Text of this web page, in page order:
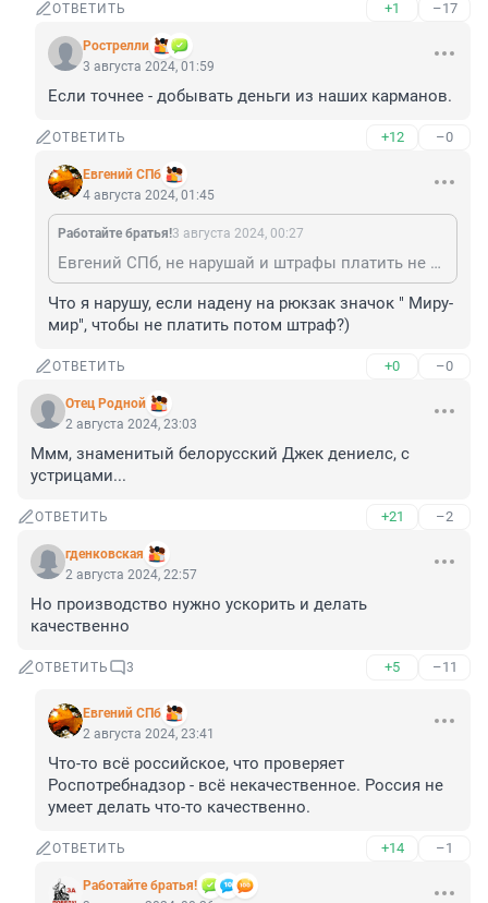
ОТВЕТИТЬ +1 –17
Рострелли
3 августа 2024, 01:59
Если точнее - добывать деньги из наших карманов.
ОТВЕТИТЬ +12 –0
Евгений СПб
4 августа 2024, 01:45
Работайте братья!3 августа 2024, 00:27
Евгений СПб, не нарушай и штрафы платить не придется.
Что я нарушу, если надену на рюкзак значок " Миру-
мир", чтобы не платить потом штраф?)
ОТВЕТИТЬ +0 –0
Отец Родной
2 августа 2024, 23:03
Ммм, знаменитый белорусский Джек дениелс, с
устрицами...
ОТВЕТИТЬ +21 –2
гденковская
2 августа 2024, 22:57
Но производство нужно ускорить и делать
качественно
ОТВЕТИТЬ 3 +5 –11
Евгений СПб
2 августа 2024, 23:41
Что-то всё российское, что проверяет
Роспотребнадзор - всё некачественное. Россия не
умеет делать что-то качественно.
ОТВЕТИТЬ +14 –1
Работайте братья!